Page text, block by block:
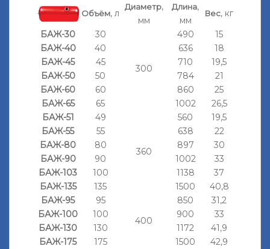
Объём, л
Диаметр,
мм
Длина,
мм
Вес, кг
БАЖ-30
30
300
490
15
БАЖ-40
40 636
18
БАЖ-45
45 710
19,5
БАЖ-50
50 784
21
БАЖ-60
60 860
25
БАЖ-65
65 1002
26,5
БАЖ-51
49
360
560
19,5
БАЖ-55
55 638
22
БАЖ-80
80 897
30
БАЖ-90
90 1002
33
БАЖ-103
100 1138
37
БАЖ-135
135 1500
40,8
БАЖ-95
95
400
850
31,2
БАЖ-100
100 900
33
БАЖ-130
130 1172
41,9
БАЖ-175
175 1500
42,9